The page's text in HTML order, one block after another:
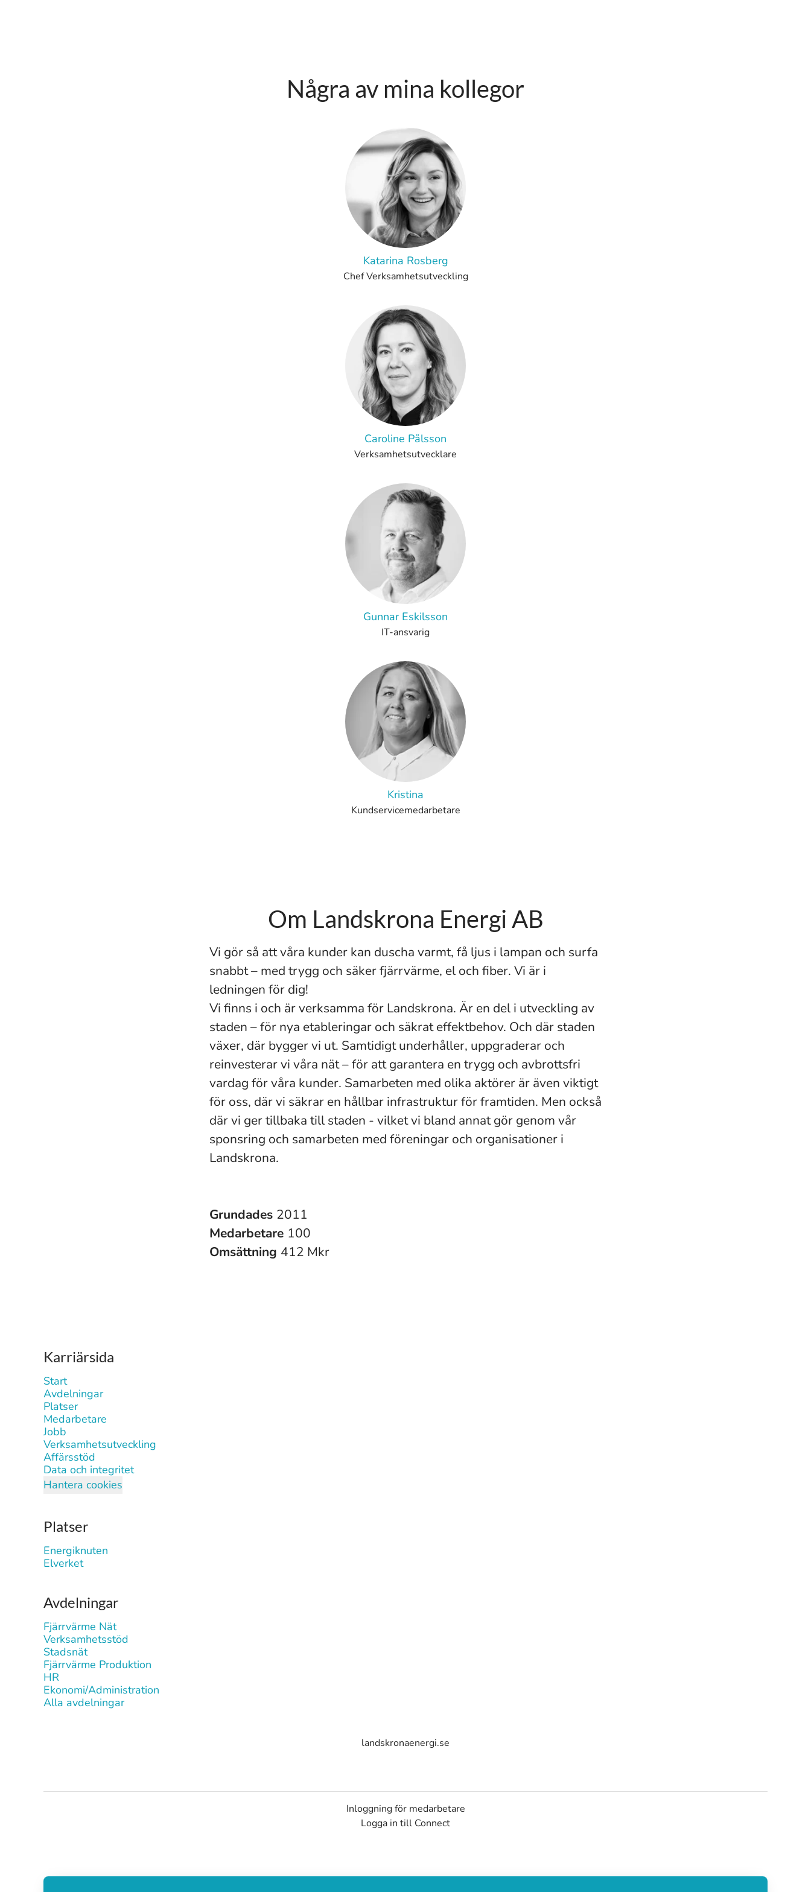
Några av mina kollegor
Katarina Rosberg
Chef Verksamhetsutveckling
Caroline Pålsson
Verksamhetsutvecklare
Gunnar Eskilsson
IT-ansvarig
Kristina
Kundservicemedarbetare
Om Landskrona Energi AB
Vi gör så att våra kunder kan duscha varmt, få ljus i lampan och surfa
snabbt – med trygg och säker fjärrvärme, el och fiber. Vi är i
ledningen för dig!
Vi finns i och är verksamma för Landskrona. Är en del i utveckling av
staden – för nya etableringar och säkrat effektbehov. Och där staden
växer, där bygger vi ut. Samtidigt underhåller, uppgraderar och
reinvesterar vi våra nät – för att garantera en trygg och avbrottsfri
vardag för våra kunder. Samarbeten med olika aktörer är även viktigt
för oss, där vi säkrar en hållbar infrastruktur för framtiden. Men också
där vi ger tillbaka till staden - vilket vi bland annat gör genom vår
sponsring och samarbeten med föreningar och organisationer i
Landskrona.
Grundades 2011
Medarbetare 100
Omsättning 412 Mkr
Karriärsida
Start
Avdelningar
Platser
Medarbetare
Jobb
Verksamhetsutveckling
Affärsstöd
Data och integritet
Hantera cookies
Platser
Energiknuten
Elverket
Avdelningar
Fjärrvärme Nät
Verksamhetsstöd
Stadsnät
Fjärrvärme Produktion
HR
Ekonomi/Administration
Alla avdelningar
landskronaenergi.se
Inloggning för medarbetare
Logga in till Connect